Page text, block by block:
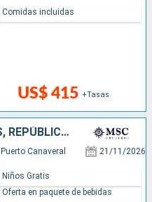
US$ 415 +Tasas
Comidas incluidas
ESTADOS UNIDOS, BAHAMAS, REPÚBLICA DOMINICANA
Puerto Canaveral 21/11/2026
Niños Gratis
Oferta en paquete de bebidas